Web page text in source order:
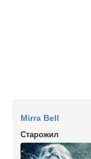
Mirra Bell
Cтарожил